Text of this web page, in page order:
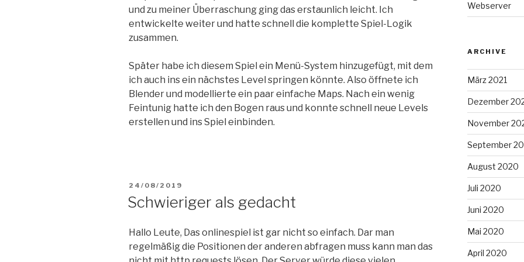
und zu meiner Überraschung ging das erstaunlich leicht. Ich
entwickelte weiter und hatte schnell die komplette Spiel-Logik
zusammen.
Später habe ich diesem Spiel ein Menü-System hinzugefügt, mit dem
ich auch ins ein nächstes Level springen könnte. Also öffnete ich
Blender und modellierte ein paar einfache Maps. Nach ein wenig
Feintunig hatte ich den Bogen raus und konnte schnell neue Levels
erstellen und ins Spiel einbinden.
VERÖFFENTLICHT
24/08/2019
Schwieriger als gedacht
Hallo Leute, Das onlinespiel ist gar nicht so einfach. Dar man
regelmäßig die Positionen der anderen abfragen muss kann man das
Webserver
ARCHIVE
März 2021
Dezember
November
September
August 2020
Juli 2020
Juni 2020
Mai 2020
April 2020